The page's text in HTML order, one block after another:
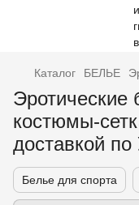
Каталог БЕЛЬЕ
Эротические
костюмы-
доставкой по
Белье для спорта